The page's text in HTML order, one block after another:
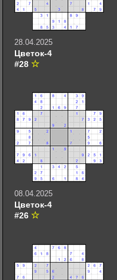
28.04.2025
Цветок-4
#28
08.04.2025
Цветок-4
#26